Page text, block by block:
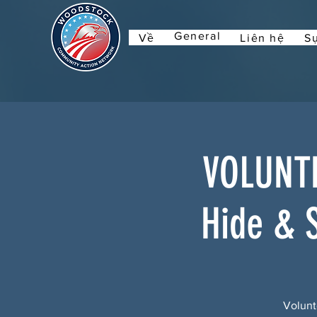
Về General Liên hệ
Hide &